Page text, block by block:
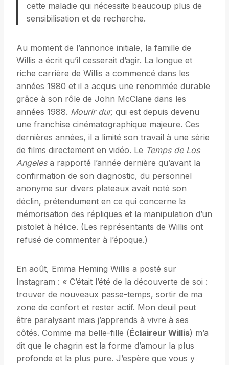
cette maladie qui nécessite beaucoup plus de
sensibilisation et de recherche.
Au moment de l’annonce initiale, la famille de
Willis a écrit qu’il cesserait d’agir. La longue et
riche carrière de Willis a commencé dans les
années 1980 et il a acquis une renommée durable
grâce à son rôle de John McClane dans les
années 1988. Mourir dur, qui est depuis devenu
une franchise cinématographique majeure. Ces
dernières années, il a limité son travail à une série
de films directement en vidéo. Le Temps de Los
Angelesa rapporté l’année dernière qu’avant la
confirmation de son diagnostic, du personnel
anonyme sur divers plateaux avait noté son
déclin, prétendument en ce qui concerne la
mémorisation des répliques et la manipulation d’un
pistolet à hélice. (Les représentants de Willis ont
refusé de commenter à l’époque.)
En août, Emma Heming Willis a posté sur
Instagram : « C’était l’été de la découverte de soi :
trouver de nouveaux passe-temps, sortir de ma
zone de confort et rester actif. Mon deuil peut
être paralysant mais j’apprends à vivre à ses
côtés. Comme ma belle-fille (Éclaireur Willis) m’a
dit que le chagrin est la forme d’amour la plus
profonde et la plus pure. J’espère que vous y